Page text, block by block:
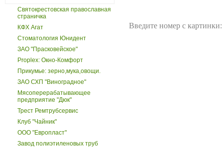
Святокрестовская православная
страничка
КФХ Агат
Стоматология Юнидент
ЗАО "Прасковейское"
Proplex: Окно-Комфорт
Прикумье: зерно,мука,овощи.
ЗАО СХП "Виноградное"
Мясоперерабатывающее
предприятие "Дюк"
Трест Ремтрубсервис
Клуб "Чайник"
ООО "Европласт"
Завод полиэтиленовых труб
Введите номер с картинки: